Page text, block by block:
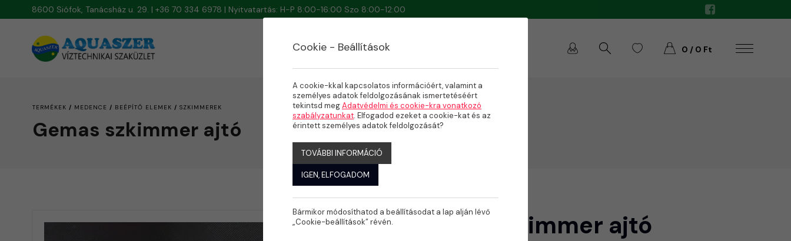
8600 Siófok, Tanácsház u. 29. | +36 70 334 6978 | Nyitvatartás: H-P 8:00-16:00 Szo 8:00-12:00
0 / 0 Ft
TERMÉKEK / MEDENCE / BEÉPÍTŐ ELEMEK /SZKIMMEREK
Gemas szkimmer ajtó
Gemas szkimmer ajtó
Cookie - Beállítások
A cookie-kkal kapcsolatos információért, valamint a
személyes adatok feldolgozásának ismertetéséért
tekintsd megAdatvédelmi és cookie-kra vonatkozó
szabályzatunkat. Elfogadod ezeket a cookie-kat és az
érintett személyes adatok feldolgozását?
TOVÁBBI INFORMÁCIÓ
IGEN, ELFOGADOM
Bármikor módosíthatod a beállításodat a lap alján lévő
„Cookie-beállítások” révén.